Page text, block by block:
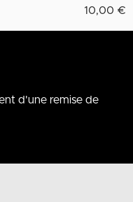
10,00 €
d'une remise de